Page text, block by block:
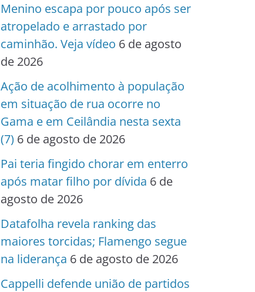
Menino escapa por pouco após ser
atropelado e arrastado por
caminhão. Veja vídeo 6 de agosto
de 2026
Ação de acolhimento à população
em situação de rua ocorre no
Gama e em Ceilândia nesta sexta
(7) 6 de agosto de 2026
Pai teria fingido chorar em enterro
após matar filho por dívida 6 de
agosto de 2026
Datafolha revela ranking das
maiores torcidas; Flamengo segue
na liderança 6 de agosto de 2026
Cappelli defende união de partidos